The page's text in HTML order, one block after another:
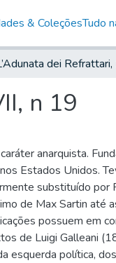
& ColeçõesTudo
n 19
anarquista.
Estados Unidos.
substituído por
de Max Sartin até
possuem em
de Luigi Galleani
esquerda política,